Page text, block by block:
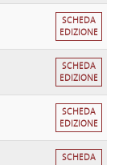
SCHEDA
EDIZIONE
SCHEDA
EDIZIONE
SCHEDA
EDIZIONE
SCHEDA